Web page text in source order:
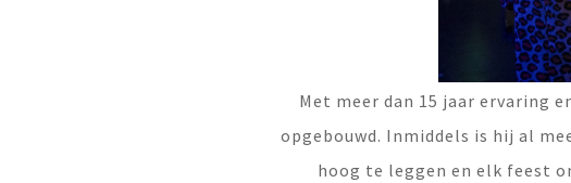
Met meer dan 15 jaar ervaring
opgebouwd. Inmiddels is hij al
hoog te leggen en elk feest